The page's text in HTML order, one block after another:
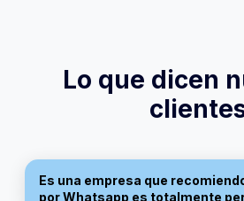
Lo que dicen
Es una empresa que
por Whatsapp es totalmente